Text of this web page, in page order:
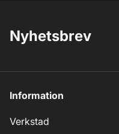
Nyhetsbrev
Information
Verkstad